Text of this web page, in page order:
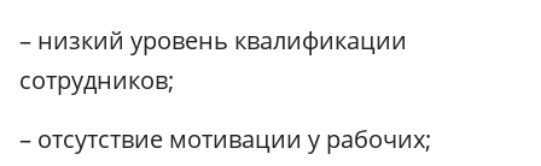
– низкий уровень квалификации
сотрудников;
– отсутствие мотивации у рабочих;